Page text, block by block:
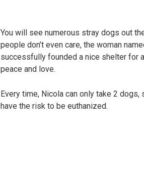
You will see numerous stray dogs out
people don’t even care, the woman
successfully founded a nice shelter for
peace and love.
Every time, Nicola can only take 2
have the risk to be euthanized.